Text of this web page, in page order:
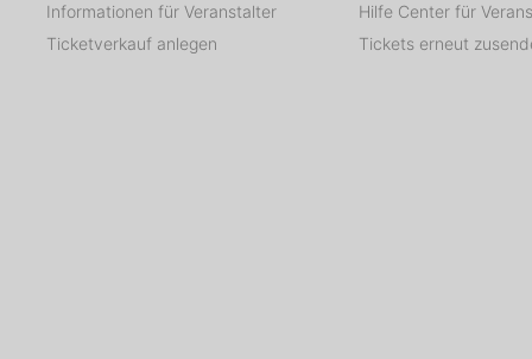
Informationen für Veranstalter
Ticketverkauf anlegen
Hilfe Center für
Tickets erneut